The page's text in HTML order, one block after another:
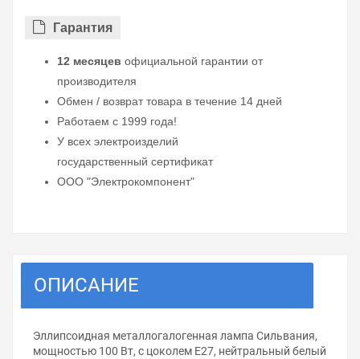
Гарантия
12 месяцев официальной гарантии от
производителя
Обмен / возврат товара в течение 14 дней
Работаем с 1999 года!
У всех электроизделий
государственный сертификат
ООО "Электрокомпонент"
ОПИСАНИЕ
Эллипсоидная металлогалогенная лампа Сильвания,
мощностью 100 Вт, с цоколем E27, нейтральный белый